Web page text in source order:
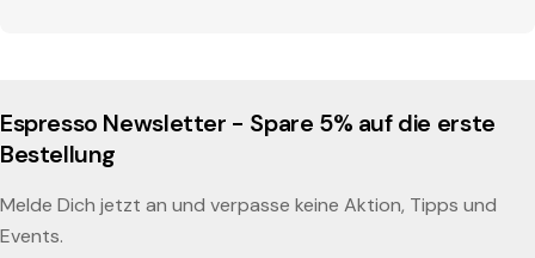
Espresso Newsletter - Spare 5% auf die erste
Bestellung
Melde Dich jetzt an und verpasse keine Aktion, Tipps und
Events.